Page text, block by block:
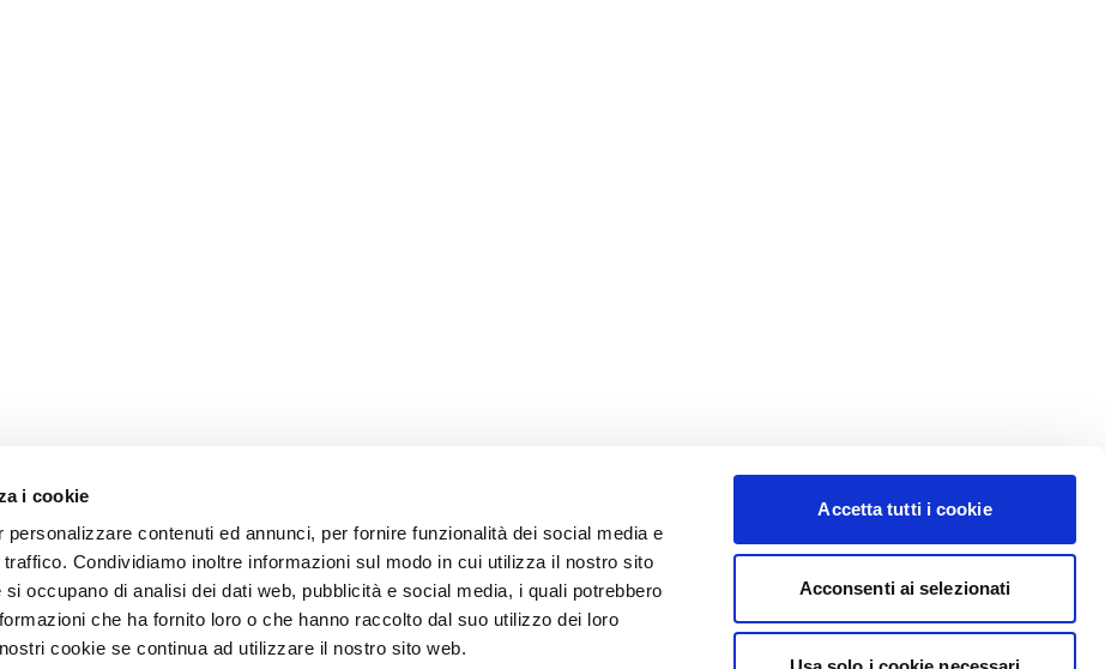
i cookie
contenuti ed annunci, per fornire funzionalità dei social media e
Condividiamo inoltre informazioni sul modo in cui utilizza il nostro sito
occupano di analisi dei dati web, pubblicità e social media, i quali potrebbero
che ha fornito loro o che hanno raccolto dal suo utilizzo dei loro
cookie se continua ad utilizzare il nostro sito web.
Accetta tutti i cookie
Acconsenti ai selezionati